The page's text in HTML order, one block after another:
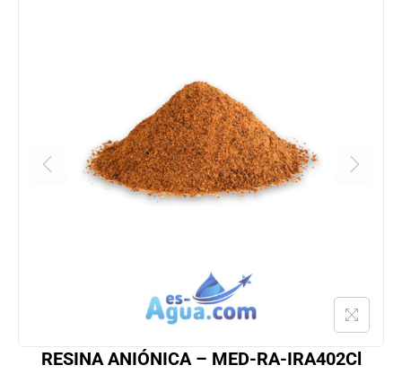
RESINA ANIÓNICA – MED-RA-IRA402Cl